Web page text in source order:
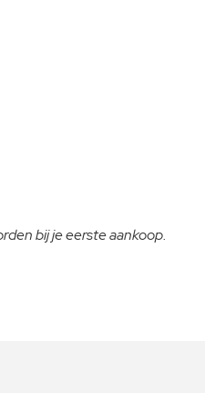
bij je eerste aankoop.